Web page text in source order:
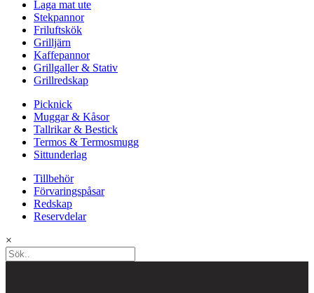
Laga mat ute
Stekpannor
Friluftskök
Grilljärn
Kaffepannor
Grillgaller & Stativ
Grillredskap
Picknick
Muggar & Kåsor
Tallrikar & Bestick
Termos & Termosmugg
Sittunderlag
Tillbehör
Förvaringspåsar
Redskap
Reservdelar
×